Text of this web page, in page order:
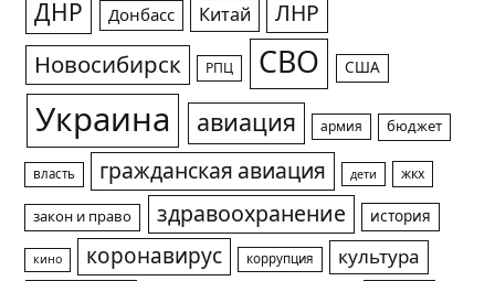
ДНР Донбасс Китай ЛНР
Новосибирск РПЦ СВО США
Украина авиация армия бюджет
власть гражданская авиация дети жкх
закон и право здравоохранение история
кино коронавирус коррупция
культура